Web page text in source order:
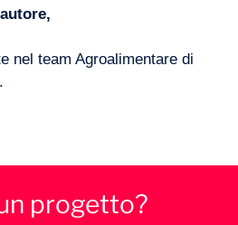
nel team Agroalimentare di
progetto?